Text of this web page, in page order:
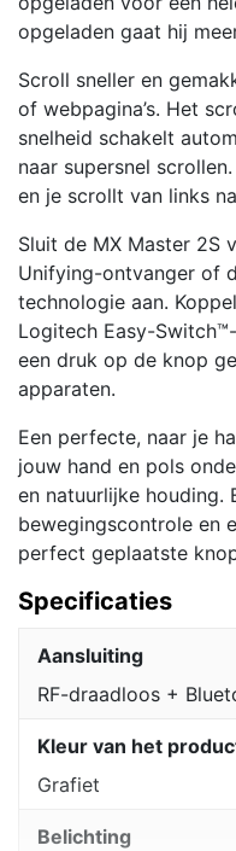
opgeladen gaat hij
Scroll sneller en
of webpagina’s. Het
snelheid schakelt
naar supersnel
en je scrollt van links
Sluit de MX Master 2S
Unifying-ontvanger of
technologie aan.
Logitech Easy-
een druk op de knop
apparaten.
Een perfecte, naar je
jouw hand en pols
en natuurlijke houding.
bewegingscontrole en
perfect geplaatste
Specificaties
Aansluiting
RF-draadloos +
Kleur van het
Grafiet
Belichting